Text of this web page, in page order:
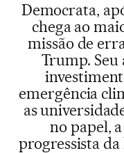
Democrata,
chega ao
missão de
Trump. Seu
emergência
as
no papel,
progressista